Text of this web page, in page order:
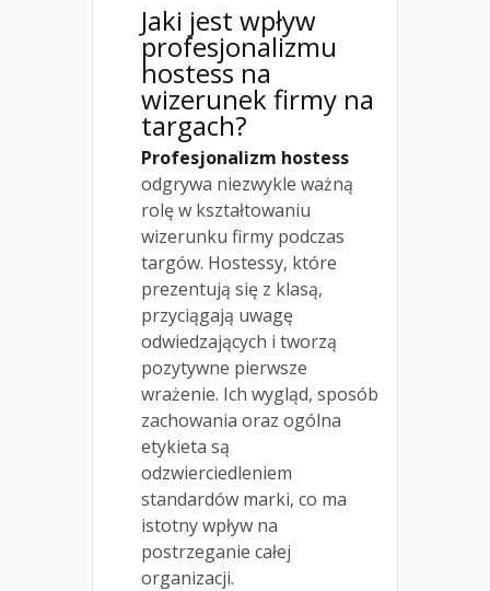
Jaki jest wpływ
profesjonalizmu
hostess na
wizerunek firmy na
targach?
Profesjonalizm hostess
odgrywa niezwykle ważną
rolę w kształtowaniu
wizerunku firmy podczas
targów. Hostessy, które
prezentują się z klasą,
przyciągają uwagę
odwiedzających i tworzą
pozytywne pierwsze
wrażenie. Ich wygląd, sposób
zachowania oraz ogólna
etykieta są
odzwierciedleniem
standardów marki, co ma
istotny wpływ na
postrzeganie całej
organizacji.